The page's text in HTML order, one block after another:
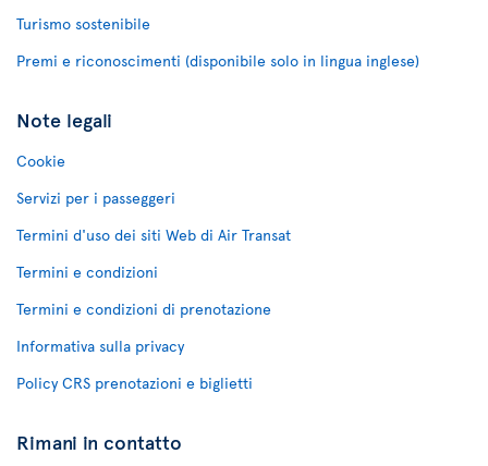
Turismo sostenibile
Premi e riconoscimenti (disponibile solo in lingua inglese)
Note legali
Cookie
Servizi per i passeggeri
Termini d'uso dei siti Web di Air Transat
Termini e condizioni
Termini e condizioni di prenotazione
Informativa sulla privacy
Policy CRS prenotazioni e biglietti
Rimani in contatto